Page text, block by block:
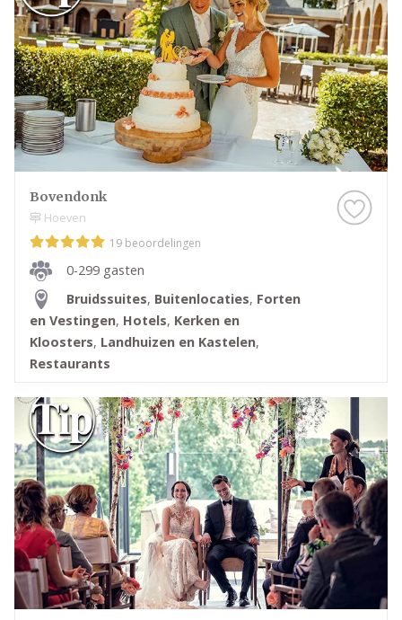
trouwen en of overnachten in de omgeving mogelijk
is.
Op deze pagina vergelijk je eenvoudig alle
trouwlocaties in Oirschot. Bekijk de verschillende
plekken, ontdek welke sfeer het beste bij jullie
bruiloft past en plan een bezichtiging bij de locatie
die aansluit bij jouw wensen.
Bovendonk
Hoeven
19 beoordelingen
0-299 gasten
Bruidssuites, Buitenlocaties, Forten
en Vestingen, Hotels, Kerken en
Kloosters, Landhuizen en Kastelen,
Restaurants